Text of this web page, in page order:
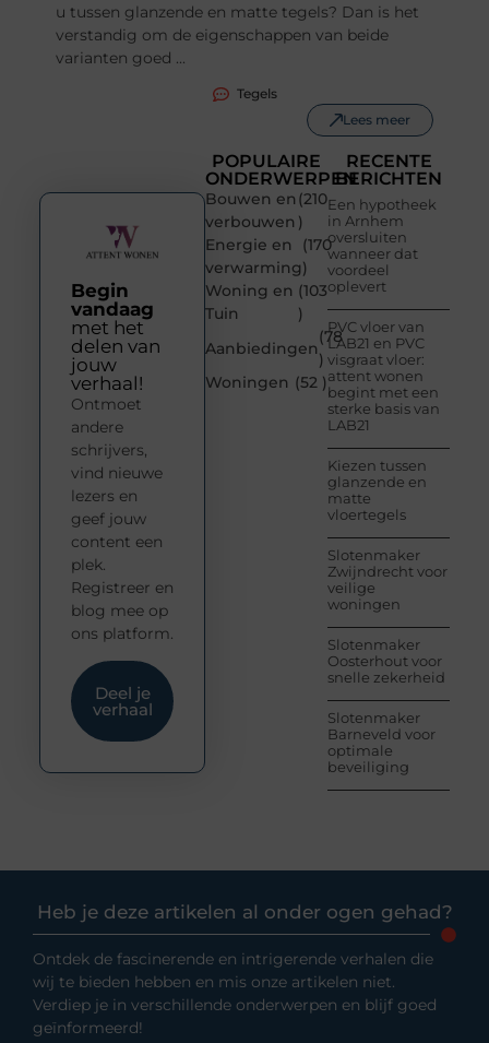
u tussen glanzende en matte tegels? Dan is het
verstandig om de eigenschappen van beide
varianten goed ...
Tegels
Lees meer
POPULAIRE
ONDERWERPEN
Bouwen en
verbouwen
(210
)
Energie en
verwarming
(170
)
Woning en
Tuin
(103
)
Aanbiedingen
(78
)
Woningen (52 )
RECENTE
BERICHTEN
Een hypotheek
in Arnhem
oversluiten
wanneer dat
voordeel
oplevert
PVC vloer van
LAB21 en PVC
visgraat vloer:
attent wonen
begint met een
sterke basis van
LAB21
Kiezen tussen
glanzende en
matte
vloertegels
Slotenmaker
Zwijndrecht voor
veilige
woningen
Slotenmaker
Oosterhout voor
snelle zekerheid
Slotenmaker
Barneveld voor
optimale
beveiliging
Begin
vandaag
met het
delen van
jouw
verhaal!
Ontmoet
andere
schrijvers,
vind nieuwe
lezers en
geef jouw
content een
plek.
Registreer en
blog mee op
ons platform.
Deel je
verhaal
Heb je deze artikelen al onder ogen gehad?
Ontdek de fascinerende en intrigerende verhalen die
wij te bieden hebben en mis onze artikelen niet.
Verdiep je in verschillende onderwerpen en blijf goed
geïnformeerd!